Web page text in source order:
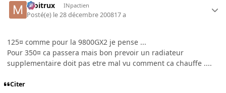
moitrux INpactien
Posté(e) le 28 décembre 200817 a
125¤ comme pour la 9800GX2 je pense ...
Pour 350¤ ca passera mais bon prevoir un radiateur
supplementaire doit pas etre mal vu comment ca chauffe ....
Citer